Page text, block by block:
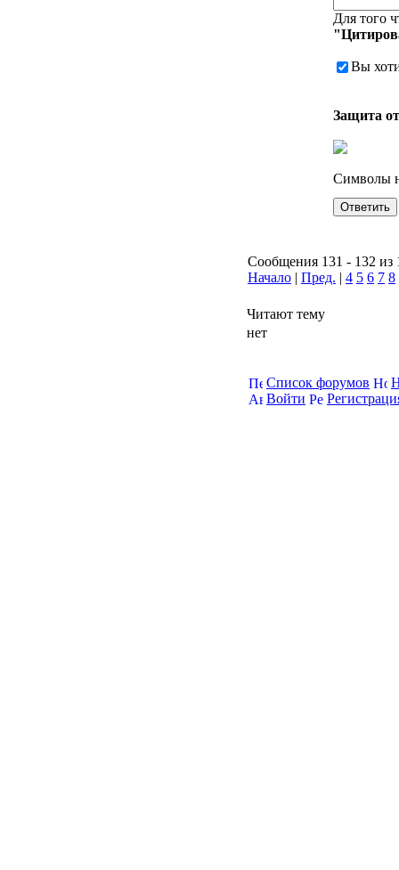
Для того
Вы
Защита
Символы
Сообщения 131 - 132 из
Начало | Пред. | 4 5 6 7 8
Читают тему
нет
Список форумов
Войти